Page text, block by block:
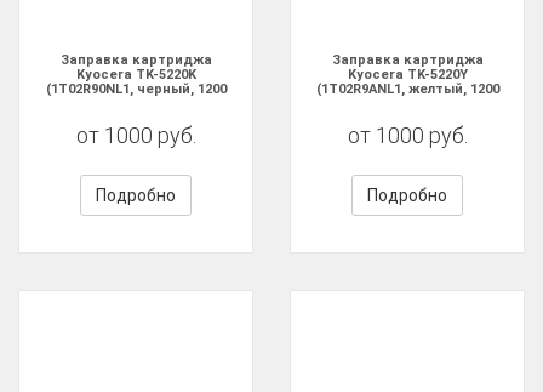
Заправка картриджа
Kyocera TK-5220K
(1T02R90NL1, черный, 1200
от 1000 руб.
Подробно
Заправка картриджа
Kyocera TK-5220Y
(1T02R9ANL1, желтый, 1200
от 1000 руб.
Подробно